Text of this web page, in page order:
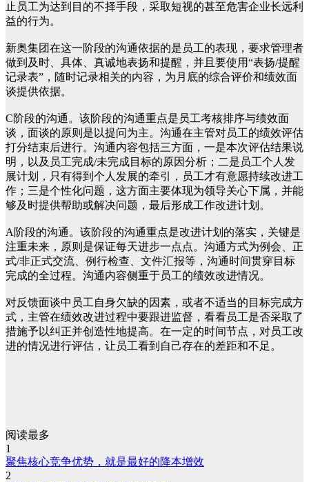
止员工为达到目的不择手段，采取短视的甚至危害企业长远利
益的行为。
新奥集团在这一阶段的沟通依据的是员工的表现，要求管理者
做到及时、具体、真诚地表扬和提醒，并且要使用“表扬/提醒
记录表”，随时记录相关的内容，为月底的综合评价和绩效面
谈提供依据。
C阶段的沟通。该阶段的沟通重点是员工考核排序与绩效面
谈，面谈的原则是以提问为主。沟通在主管对员工的绩效评估
打分结束后进行。沟通内容包括三方面，一是本次评估结果说
明，以及员工完成/未完成目标的原因分析；二是员工个人发
展计划，只有得到个人发展的牵引，员工才有意愿持续改进工
作；三是个性化问题，这方面主要体现为领导关心下属，并能
够及时提供帮助或解决问题，最后形成工作改进计划。
A阶段的沟通。该阶段的沟通重点是改进计划的落实，关键是
注重未来，原则是保证每天进步一点点。沟通方式为例会、正
式/非正式交流、例行检查、文件汇报等，沟通时间贯穿目标
完成的全过程。沟通内容侧重于员工的绩效改进情况。
对反馈面谈中员工自身欠缺的因素，或者不适当的目标完成方
式，主管在绩效改进过程中要跟进监督，看看员工是否采取了
措施予以纠正并创造性地提高。在一定的时间节点，对员工改
进的情况进行评估，让员工看到自己存在的差距和不足。
阅读最多
1
聚焦核心竞争优势，就是最好的降本增效
2